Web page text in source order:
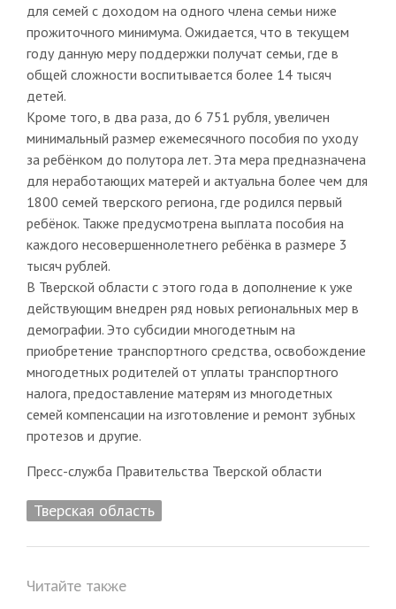
для семей с доходом на одного члена семьи ниже
прожиточного минимума. Ожидается, что в текущем
году данную меру поддержки получат семьи, где в
общей сложности воспитывается более 14 тысяч
детей.
Кроме того, в два раза, до 6 751 рубля, увеличен
минимальный размер ежемесячного пособия по уходу
за ребёнком до полутора лет. Эта мера предназначена
для неработающих матерей и актуальна более чем для
1800 семей тверского региона, где родился первый
ребёнок. Также предусмотрена выплата пособия на
каждого несовершеннолетнего ребёнка в размере 3
тысяч рублей.
В Тверской области с этого года в дополнение к уже
действующим внедрен ряд новых региональных мер в
демографии. Это субсидии многодетным на
приобретение транспортного средства, освобождение
многодетных родителей от уплаты транспортного
налога, предоставление матерям из многодетных
семей компенсации на изготовление и ремонт зубных
протезов и другие.
Пресс-служба Правительства Тверской области
Тверская область
Читайте также